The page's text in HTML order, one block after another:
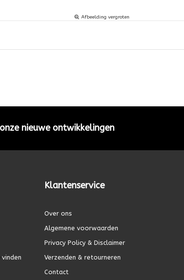
Afbeelding vergroten
nieuwe ontwikkelingen
Klantenservice
Over ons
Algemene voorwaarden
Privacy Policy & Disclaimer
Verzenden & retourneren
Contact